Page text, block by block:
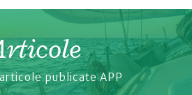
publicate APP